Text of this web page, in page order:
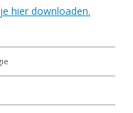
hier downloaden.